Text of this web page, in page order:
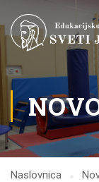
Naslovnica